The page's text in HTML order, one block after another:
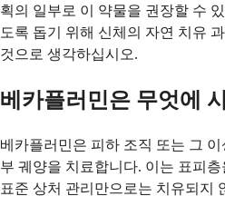
획의 일부로 이 약물을 권장할 수
도록 돕기 위해 신체의 자연 치유
것으로 생각하십시오.
베카플러민은 무엇에
베카플러민은 피하 조직 또는 그
부 궤양을 치료합니다. 이는 표피
표준 상처 관리만으로는 치유되지